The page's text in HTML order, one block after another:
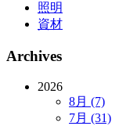
照明
資材
Archives
2026
8月 (7)
7月 (31)